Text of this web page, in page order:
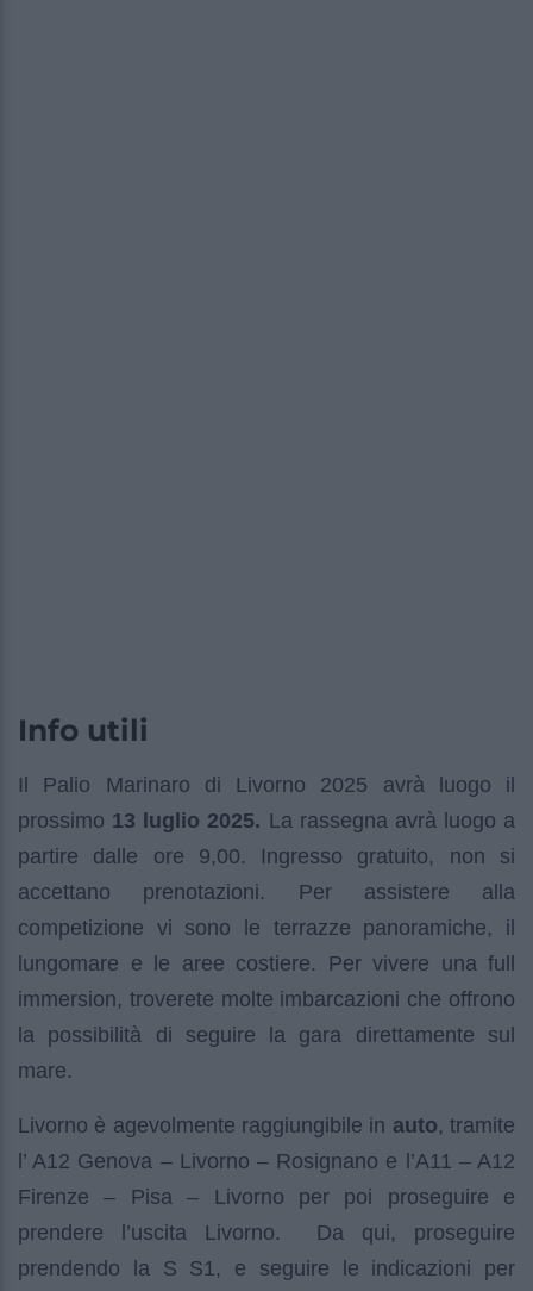
Info utili
Il Palio Marinaro di Livorno 2025 avrà luogo il
prossimo 13 luglio 2025. La rassegna avrà luogo a
partire dalle ore 9,00. Ingresso gratuito, non si
accettano prenotazioni. Per assistere alla
competizione vi sono le terrazze panoramiche, il
lungomare e le aree costiere. Per vivere una full
immersion, troverete molte imbarcazioni che offrono
la possibilità di seguire la gara direttamente sul
mare.
Livorno è agevolmente raggiungibile in auto, tramite
l’ A12 Genova – Livorno – Rosignano e l’A11 – A12
Firenze – Pisa – Livorno per poi proseguire e
prendere l’uscita Livorno. Da qui, proseguire
prendendo la S S1, e seguire le indicazioni per